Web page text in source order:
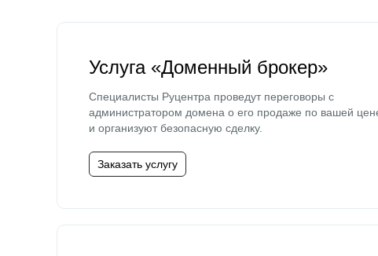
Услуга «Доменный брокер»
Специалисты Руцентра проведут переговоры с
администратором домена о его продаже по вашей
и организуют безопасную сделку.
Заказать услугу